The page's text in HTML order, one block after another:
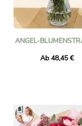
ANGEL-
Ab 48,45 €